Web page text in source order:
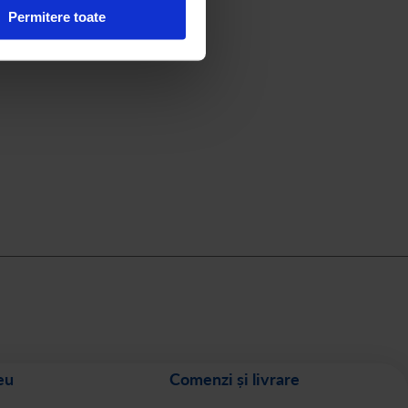
Permitere toate
Comenzi și livrare